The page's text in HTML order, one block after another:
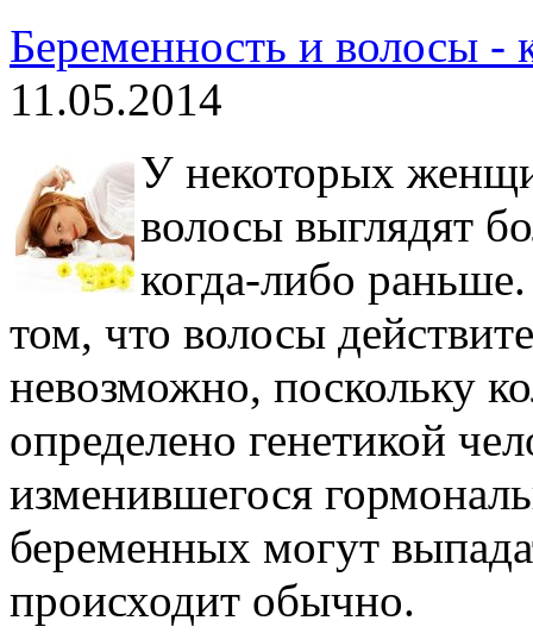
Беременность и волосы -
11.05.2014
У некоторых
волосы выглядят
когда-либо
том, что волосы
невозможно, поскольку
определено генетикой
изменившегося
беременных могут
происходит обычно.